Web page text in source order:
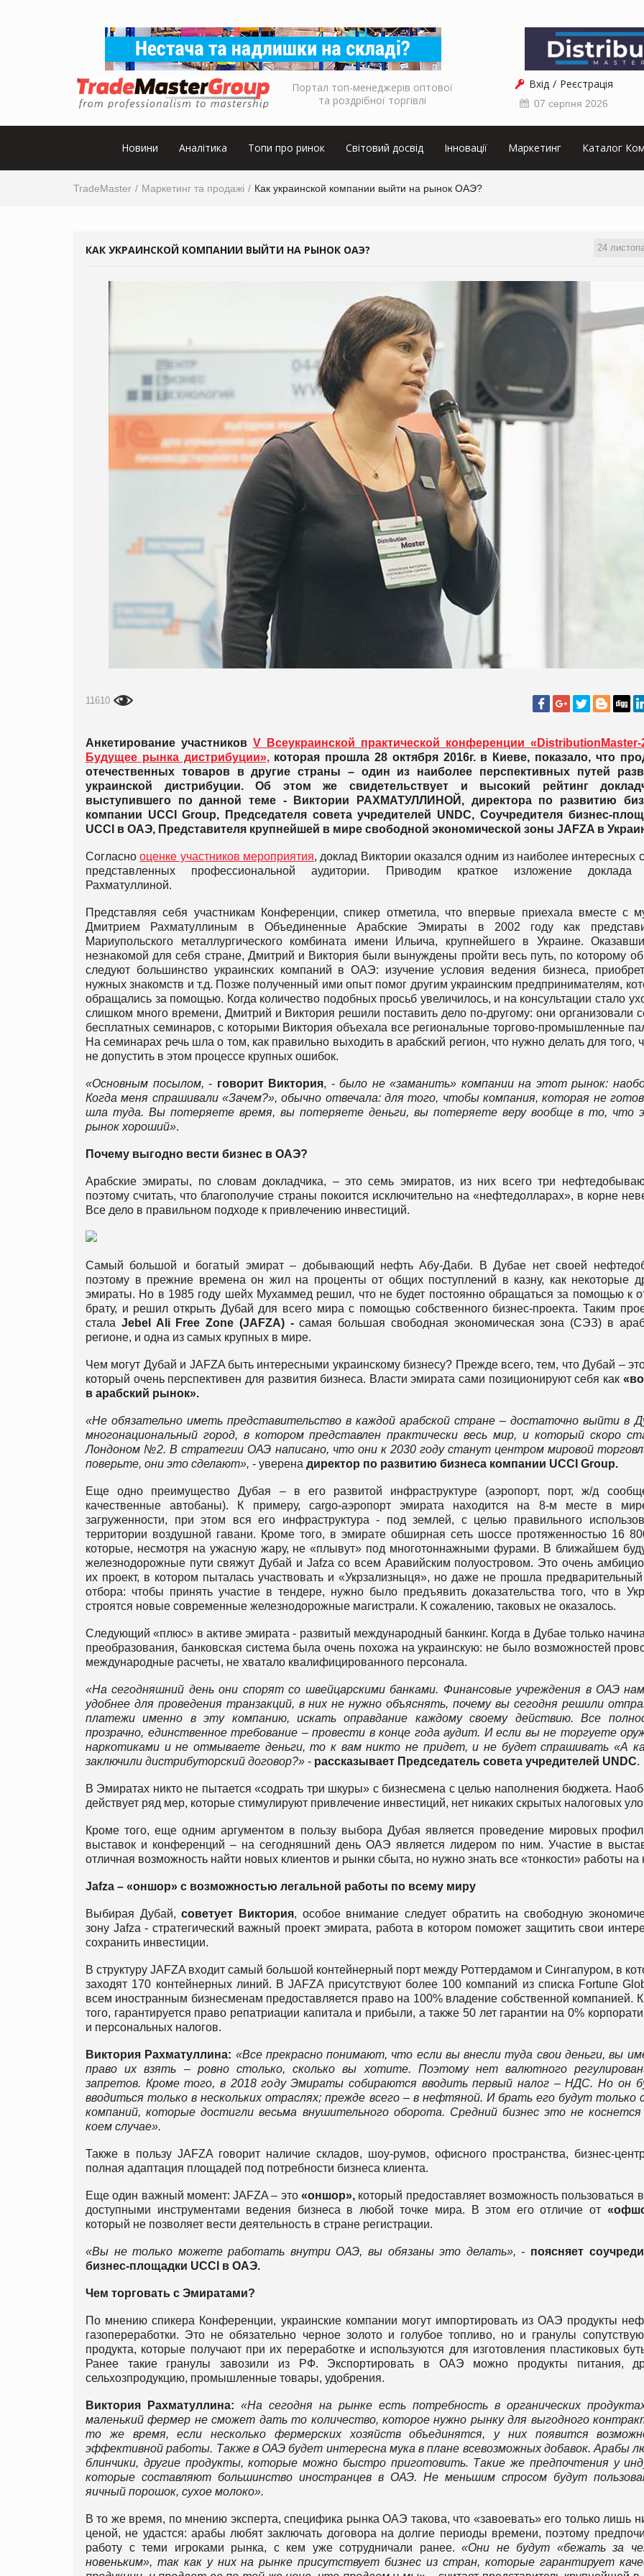
Портал топ-менеджерів оптової
та роздрібної торгівлі
Вхід Реєстрація
07 серпня 2026
Новини Аналітика Топи про ринок Світовий досвід Інновації Маркетинг Каталог
TradeMaster Маркетинг та продажі Как украинской компании выйти на рынок ОАЭ?
24
КАК УКРАИНСКОЙ КОМПАНИИ ВЫЙТИ НА РЫНОК ОАЭ?
11610
Анкетирование участников V Всеукраинской практической конференции «DistributionMaster-
Будущее рынка дистрибуции»,которая прошла 28 октября 2016г. в Киеве, показало, что
отечественных товаров в другие страны – один из наиболее перспективных путей
украинской дистрибуции. Об этом же свидетельствует и высокий рейтинг
выступившего по данной теме - Виктории РАХМАТУЛЛИНОЙ, директора по развитию
компании UCCI Group, Председателя совета учредителей UNDC, Соучредителя бизнес-
UCCI в ОАЭ, Представителя крупнейшей в мире свободной экономической зоны JAFZA в
Согласнооценке участников мероприятия, доклад Виктории оказался одним из наиболее интересных
представленных профессиональной аудитории. Приводим краткое изложение доклада
Рахматуллиной.
Представляя себя участникам Конференции, спикер отметила, что впервые приехала вместе с
Дмитрием Рахматуллиным в Объединенные Арабские Эмираты в 2002 году как
Мариупольского металлургического комбината имени Ильича, крупнейшего в Украине.
незнакомой для себя стране, Дмитрий и Виктория были вынуждены пройти весь путь, по которому
следуют большинство украинских компаний в ОАЭ: изучение условия ведения бизнеса,
нужных знакомств и т.д. Позже полученный ими опыт помог другим украинским предпринимателям,
обращались за помощью. Когда количество подобных просьб увеличилось, и на консультации стало
слишком много времени, Дмитрий и Виктория решили поставить дело по-другому: они организовали
бесплатных семинаров, с которыми Виктория объехала все региональные торгово-промышленные
На семинарах речь шла о том, как правильно выходить в арабский регион, что нужно делать для того,
не допустить в этом процессе крупных ошибок.
«Основным посылом, - говорит Виктория, - было не «заманить» компании на этот рынок:
Когда меня спрашивали «Зачем?», обычно отвечала: для того, чтобы компания, которая не
шла туда. Вы потеряете время, вы потеряете деньги, вы потеряете веру вообще в то, что
рынок хороший».
Почему выгодно вести бизнес в ОАЭ?
Арабские эмираты, по словам докладчика, – это семь эмиратов, из них всего три
поэтому считать, что благополучие страны покоится исключительно на «нефтедолларах», в корне
Все дело в правильном подходе к привлечению инвестиций.
Самый большой и богатый эмират – добывающий нефть Абу-Даби. В Дубае нет своей
поэтому в прежние времена он жил на проценты от общих поступлений в казну, как некоторые
эмираты. Но в 1985 году шейх Мухаммед решил, что не будет постоянно обращаться за помощью к
брату, и решил открыть Дубай для всего мира с помощью собственного бизнес-проекта. Таким
стала Jebel Ali Free Zone (JAFZA) -самая большая свободная экономическая зона (СЭЗ) в
регионе, и одна из самых крупных в мире.
Чем могут Дубай и JAFZA быть интересными украинскому бизнесу? Прежде всего, тем, что Дубай –
который очень перспективен для развития бизнеса. Власти эмирата сами позиционируют себя как
в арабский рынок».
«Не обязательно иметь представительство в каждой арабской стране – достаточно выйти в
многонациональный город, в котором представлен практически весь мир, и который скоро
Лондоном №2. В стратегии ОАЭ написано, что они к 2030 году станут центром мировой
поверьте, они это сделают», - уверена директор по развитию бизнеса компании UCCI Group.
Еще одно преимущество Дубая – в его развитой инфраструктуре (аэропорт, порт, ж/д
качественные автобаны). К примеру, cargo-аэропорт эмирата находится на 8-м месте в
загруженности, при этом вся его инфраструктура - под землей, с целью правильного
территории воздушной гавани. Кроме того, в эмирате обширная сеть шоссе протяженностью 16
которые, несмотря на ужасную жару, не «плывут» под многотоннажными фурами. В ближайшем
железнодорожные пути свяжут Дубай и Jafza со всем Аравийским полуостровом. Это очень
их проект, в котором пыталась участвовать и «Укрзализныця», но даже не прошла предварительный
отбора: чтобы принять участие в тендере, нужно было предъявить доказательства того, что в
строятся новые современные железнодорожные магистрали. К сожалению, таковых не оказалось.
Следующий «плюс» в активе эмирата - развитый международный банкинг. Когда в Дубае только
преобразования, банковская система была очень похожа на украинскую: не было возможностей
международные расчеты, не хватало квалифицированного персонала.
«На сегодняшний день они спорят со швейцарскими банками. Финансовые учреждения в ОАЭ
удобнее для проведения транзакций, в них не нужно объяснять, почему вы сегодня решили
платежи именно в эту компанию, искать оправдание каждому своему действию. Все
прозрачно, единственное требование – провести в конце года аудит. И если вы не торгуете
наркотиками и не отмываете деньги, то к вам никто не придет, и не будет спрашивать «А
заключили дистрибуторский договор?» - рассказывает Председатель совета учредителей UNDC.
В Эмиратах никто не пытается «содрать три шкуры» с бизнесмена с целью наполнения бюджета.
действует ряд мер, которые стимулируют привлечение инвестиций, нет никаких скрытых налоговых
Кроме того, еще одним аргументом в пользу выбора Дубая является проведение мировых
выставок и конференций – на сегодняшний день ОАЭ является лидером по ним. Участие в
отличная возможность найти новых клиентов и рынки сбыта, но нужно знать все «тонкости» работы на
Jafza – «оншор» с возможностью легальной работы по всему миру
Выбирая Дубай,советует Виктория, особое внимание следует обратить на свободную
зону Jafza - стратегический важный проект эмирата, работа в котором поможет защитить свои
сохранить инвестиции.
В структуру JAFZA входит самый большой контейнерный порт между Роттердамом и Сингапуром, в
заходят 170 контейнерных линий. В JAFZA присутствуют более 100 компаний из списка Fortune
всем иностранным бизнесменам предоставляется право на 100% владение собственной компанией.
того, гарантируется право репатриации капитала и прибыли, а также 50 лет гарантии на 0%
и персональных налогов.
Виктория Рахматуллина: «Все прекрасно понимают, что если вы внесли туда свои деньги, вы
право их взять – ровно столько, сколько вы хотите. Поэтому нет валютного
запретов. Кроме того, в 2018 году Эмираты собираются вводить первый налог – НДС. Но он
вводиться только в нескольких отраслях; прежде всего – в нефтяной. И брать его будут только
компаний, которые достигли весьма внушительного оборота. Средний бизнес это не
коем случае».
Также в пользу JAFZA говорит наличие складов, шоу-румов, офисного пространства, бизнес-
полная адаптация площадей под потребности бизнеса клиента.
Еще один важный момент: JAFZA – это«оншор», который предоставляет возможность пользоваться
доступными инструментами ведения бизнеса в любой точке мира. В этом его отличие от
который не позволяет вести деятельность в стране регистрации.
«Вы не только можете работать внутри ОАЭ, вы обязаны это делать», - поясняет
бизнес-площадки UCCI в ОАЭ.
Чем торговать с Эмиратами?
По мнению спикера Конференции, украинские компании могут импортировать из ОАЭ продукты
газопереработки. Это не обязательно черное золото и голубое топливо, но и гранулы
продукта, которые получают при их переработке и используются для изготовления пластиковых
Ранее такие гранулы завозили из РФ. Экспортировать в ОАЭ можно продукты питания,
сельхозпродукцию, промышленные товары, удобрения.
Виктория Рахматуллина: «На сегодня на рынке есть потребность в органических
маленький фермер не сможет дать то количество, которое нужно рынку для выгодного
то же время, если несколько фермерских хозяйств объединятся, у них появится
эффективной работы. Также в ОАЭ будет интересна мука в плане всевозможных добавок. Арабы
блинчики, другие продукты, которые можно быстро приготовить. Такие же предпочтения у
которые составляют большинство иностранцев в ОАЭ. Не меньшим спросом будут
яичный порошок, сухое молоко».
В то же время, по мнению эксперта, специфика рынка ОАЭ такова, что «завоевать» его только лишь
ценой, не удастся: арабы любят заключать договора на долгие периоды времени, поэтому
работу с теми игроками рынка, с кем уже сотрудничали ранее. «Они не будут «бежать за
новеньким», так как у них на рынке присутствует бизнес из стран, которые гарантирует